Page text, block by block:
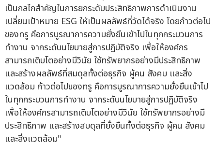
เป็นกลไกสำคัญในการยกระดับประสิทธิภาพการดำเนินงาน
เปลี่ยนเป้าหมาย ESG ให้เป็นผลลัพธ์ที่วัดได้จริง โดยก้าวต่อไป
ของทรู คือการบูรณาการความยั่งยืนเข้าไปในทุกกระบวนการ
ทำงาน จากระดับนโยบายสู่การปฏิบัติจริง เพื่อให้องค์กร
สามารถเติบโตอย่างมีวินัย ใช้ทรัพยากรอย่างมีประสิทธิภาพ
และสร้างผลลัพธ์ที่สมดุลทั้งต่อธุรกิจ ผู้คน สังคม และสิ่ง
แวดล้อม ก้าวต่อไปของทรู คือการบูรณาการความยั่งยืนเข้าไป
ในทุกกระบวนการทำงาน จากระดับนโยบายสู่การปฏิบัติจริง
เพื่อให้องค์กรสามารถเติบโตอย่างมีวินัย ใช้ทรัพยากรอย่างมี
ประสิทธิภาพ และสร้างสมดุลที่ยั่งยืนทั้งต่อธุรกิจ ผู้คน สังคม
และสิ่งแวดล้อม"